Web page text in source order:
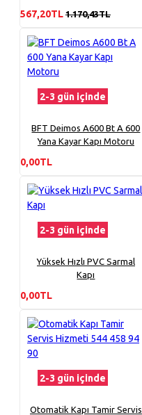
567,20TL 1.170,43TL
2-3 gün içinde
BFT Deimos A600 Bt A 600
Yana Kayar Kapı Motoru
0,00TL
2-3 gün içinde
Yüksek Hızlı PVC Sarmal
Kapı
0,00TL
2-3 gün içinde
Otomatik Kapı Tamir Servis